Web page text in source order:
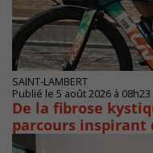
SAINT-LAMBERT
Publié le 5 août 2026 à 08h23
De la fibrose
parcours inspirant